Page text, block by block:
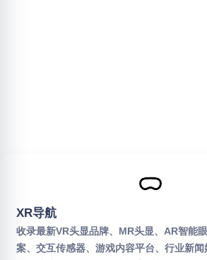
XR导航
收录最新VR头显品牌、MR头显、AR智能
案、交互传感器、游戏内容平台、行业新